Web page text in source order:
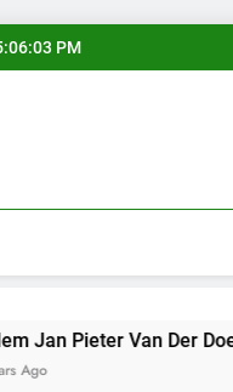
PM
Van Der Does,